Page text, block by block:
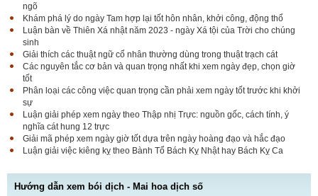
ngõ
Khám phá lý do ngày Tam hợp lại tốt hôn nhân, khởi công, động thổ
Luận bàn về Thiên Xá nhật năm 2023 - ngày Xá tội của Trời cho chúng
sinh
Giải thích các thuật ngữ cổ nhân thường dùng trong thuật trạch cát
Các nguyên tắc cơ bản và quan trọng nhất khi xem ngày đẹp, chọn giờ
tốt
Phân loại các công việc quan trọng cần phải xem ngày tốt trước khi khởi
sự
Luận giải phép xem ngày theo Thập nhị Trực: nguồn gốc, cách tính, ý
nghĩa cát hung 12 trực
Giải mã phép xem ngày giờ tốt dựa trên ngày hoàng đạo và hắc đạo
Luận giải việc kiêng kỵ theo Bành Tổ Bách Kỵ Nhật hay Bách Kỵ Ca
Hướng dẫn xem bói dịch - Mai hoa dịch số